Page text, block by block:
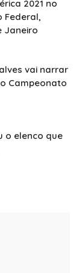
2021 no
Federal,
Janeiro
vai narrar
Campeonato
o elenco que